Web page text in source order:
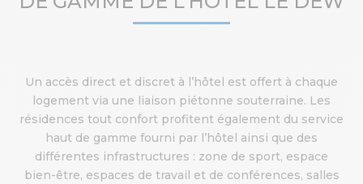
Un accès direct et discret à l’hôtel est offert à chaque
logement via une liaison piétonne souterraine. Les
résidences tout confort profitent également du service
haut de gamme fourni par l’hôtel ainsi que des
différentes infrastructures : zone de sport, espace
bien-être, espaces de travail et de conférences, salles